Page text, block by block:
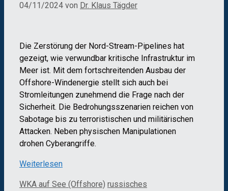
04/11/2024 von Dr. Klaus Tägder
Die Zerstörung der Nord-Stream-Pipelines hat
gezeigt, wie verwundbar kritische Infrastruktur im
Meer ist. Mit dem fortschreitenden Ausbau der
Offshore-Windenergie stellt sich auch bei
Stromleitungen zunehmend die Frage nach der
Sicherheit. Die Bedrohungsszenarien reichen von
Sabotage bis zu terroristischen und militärischen
Attacken. Neben physischen Manipulationen
drohen Cyberangriffe.
Weiterlesen
Kategorien
WKA auf See (Offshore) Schlagwörter
russisches